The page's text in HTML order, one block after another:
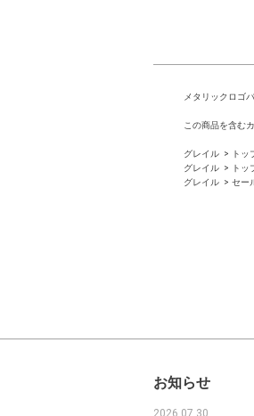
メタリックロゴ
この商品を含む
グレイル トッ
グレイル
トッ
グレイル
セー
お知らせ
2026.07.30